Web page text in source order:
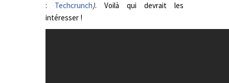
: Techcrunch). Voilà qui devrait les
intéresser !